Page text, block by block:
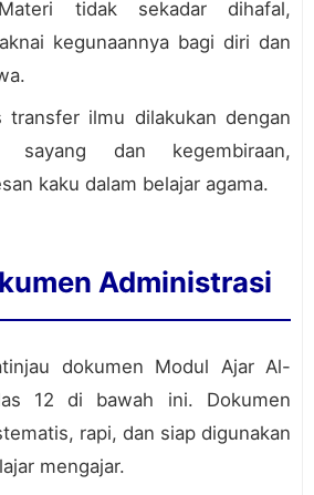
tidak sekadar dihafal,
kegunaannya bagi diri dan
transfer ilmu dilakukan dengan
sayang dan kegembiraan,
kaku dalam belajar agama.
Administrasi
dokumen Modul Ajar Al-
12 di bawah ini. Dokumen
rapi, dan siap digunakan
mengajar.